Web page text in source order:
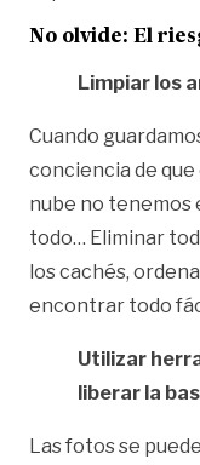
No olvide: El
Limpiar los
Cuando
conciencia de que
nube no tenemos
todo… Eliminar
los cachés,
encontrar todo
Utilizar
liberar la
Las fotos se